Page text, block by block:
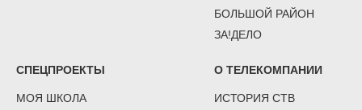
БОЛЬШОЙ РАЙОН
ЗА!ДЕЛО
СПЕЦПРОЕКТЫ
МОЯ ШКОЛА
О ТЕЛЕКОМПАНИИ
ИСТОРИЯ СТВ